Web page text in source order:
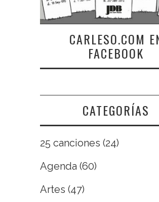
CARLESO.COM
FACEBOOK
CATEGORÍAS
25 canciones (24)
Agenda (60)
Artes (47)